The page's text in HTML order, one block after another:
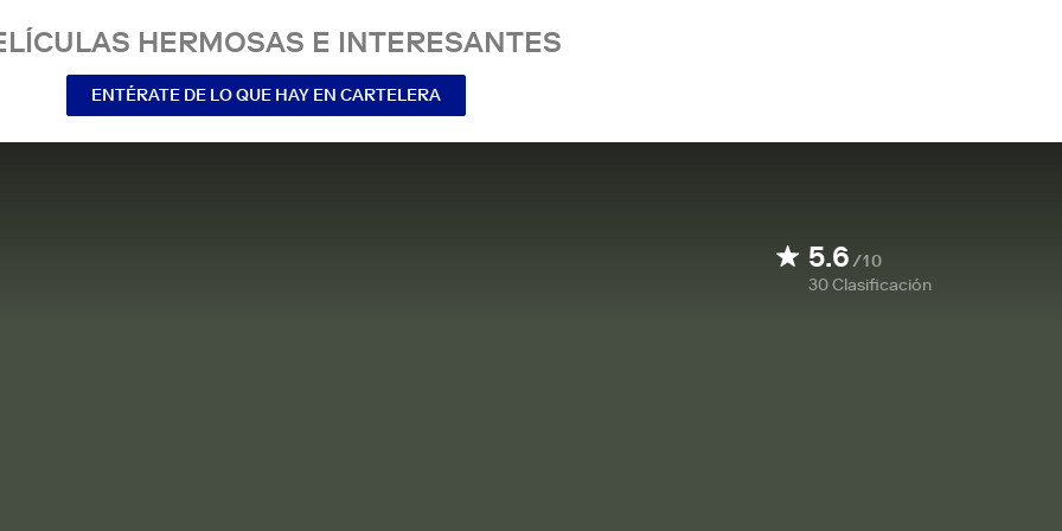
HERMOSAS E INTERESANTES
ENTÉRATE DE LO QUE HAY EN CARTELERA
5.6/10
30Clasificación